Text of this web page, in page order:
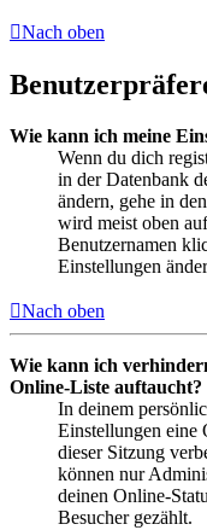
Nach oben
Wie kann ich meine
Wenn du dich
in der Datenbank
ändern, gehe in
wird meist oben
Benutzernamen
Einstellungen
Nach oben
Wie kann ich
Online-Liste auftaucht?
In deinem
Einstellungen eine
dieser Sitzung
können nur
deinen Online-
Besucher gezählt.